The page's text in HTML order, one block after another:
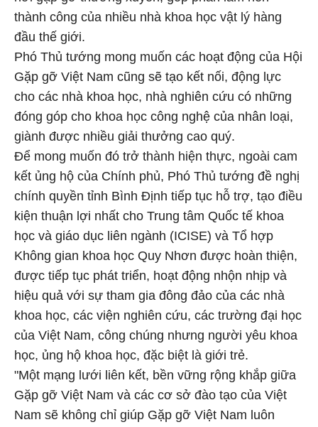
thành công của nhiều nhà khoa học vật lý hàng
đầu thế giới.
Phó Thủ tướng mong muốn các hoạt động của Hội
Gặp gỡ Việt Nam cũng sẽ tạo kết nối, động lực
cho các nhà khoa học, nhà nghiên cứu có những
đóng góp cho khoa học công nghệ của nhân loại,
giành được nhiều giải thưởng cao quý.
Để mong muốn đó trở thành hiện thực, ngoài cam
kết ủng hộ của Chính phủ, Phó Thủ tướng đề nghị
chính quyền tỉnh Bình Định tiếp tục hỗ trợ, tạo điều
kiện thuận lợi nhất cho Trung tâm Quốc tế khoa
học và giáo dục liên ngành (ICISE) và Tổ hợp
Không gian khoa học Quy Nhơn được hoàn thiện,
được tiếp tục phát triển, hoạt động nhộn nhịp và
hiệu quả với sự tham gia đông đảo của các nhà
khoa học, các viện nghiên cứu, các trường đại học
của Việt Nam, công chúng nhưng người yêu khoa
học, ủng hộ khoa học, đặc biệt là giới trẻ.
"Một mạng lưới liên kết, bền vững rộng khắp giữa
Gặp gỡ Việt Nam và các cơ sở đào tạo của Việt
Nam sẽ không chỉ giúp Gặp gỡ Việt Nam luôn